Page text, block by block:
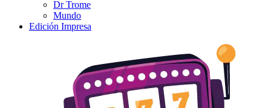
Dr Trome
Mundo
Edición Impresa